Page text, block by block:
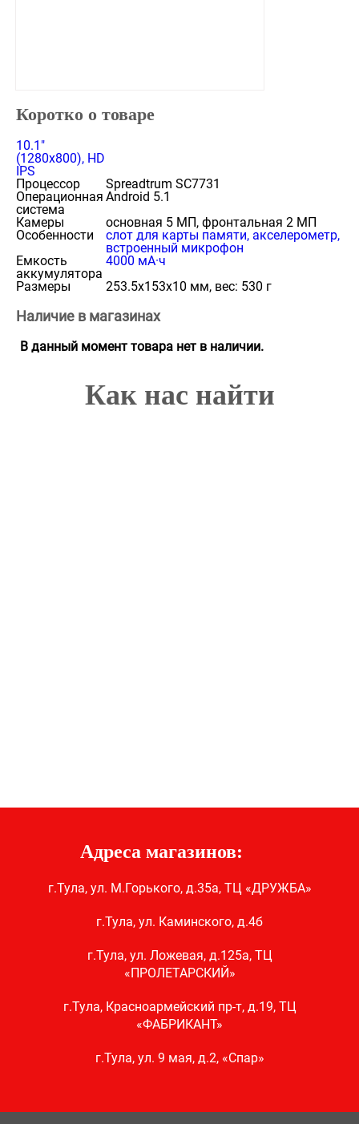
Коротко о товаре
10.1"
(1280x800), HD
IPS
Процессор
Spreadtrum SC7731
Операционная
система
Android 5.1
Камеры
основная 5 МП, фронтальная 2 МП
Особенности
cлот для карты памяти, акселерометр,
встроенный микрофон
Емкость
аккумулятора
4000 мА·ч
Размеры
253.5x153x10 мм, вес: 530 г
Наличие в магазинах
В данный момент товара нет в наличии.
Как нас найти
Адреса магазинов:
г.Тула, ул. М.Горького, д.35а, ТЦ «ДРУЖБА»
г.Тула, ул. Каминского, д.4б
г.Тула, ул. Ложевая, д.125а, ТЦ
«ПРОЛЕТАРСКИЙ»
г.Тула, Красноармейский пр-т, д.19, ТЦ
«ФАБРИКАНТ»
г.Тула, ул. 9 мая, д.2, «Спар»